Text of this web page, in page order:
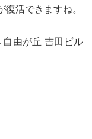
活できますね。
自由が丘 吉田ビル